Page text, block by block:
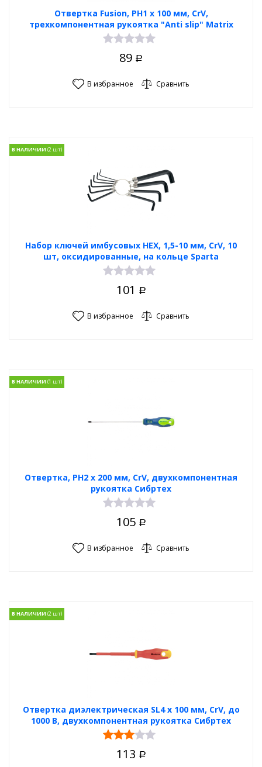
Отвертка Fusion, PH1 х 100 мм, CrV,
трехкомпонентная рукоятка "Anti slip" Matrix
89 Р
В избранное Сравнить
Набор ключей имбусовых HEX, 1,5-10 мм, CrV, 10
шт, оксидированные, на кольце Sparta
В НАЛИЧИИ
101 Р
В избранное Сравнить
Отвертка, PH2 х 200 мм, CrV, двухкомпонентная
рукоятка Сибртех
В НАЛИЧИИ
105 Р
В избранное Сравнить
Отвертка диэлектрическая SL4 х 100 мм, CrV, до
1000 В, двухкомпонентная рукоятка Сибртех
В НАЛИЧИИ
113 Р